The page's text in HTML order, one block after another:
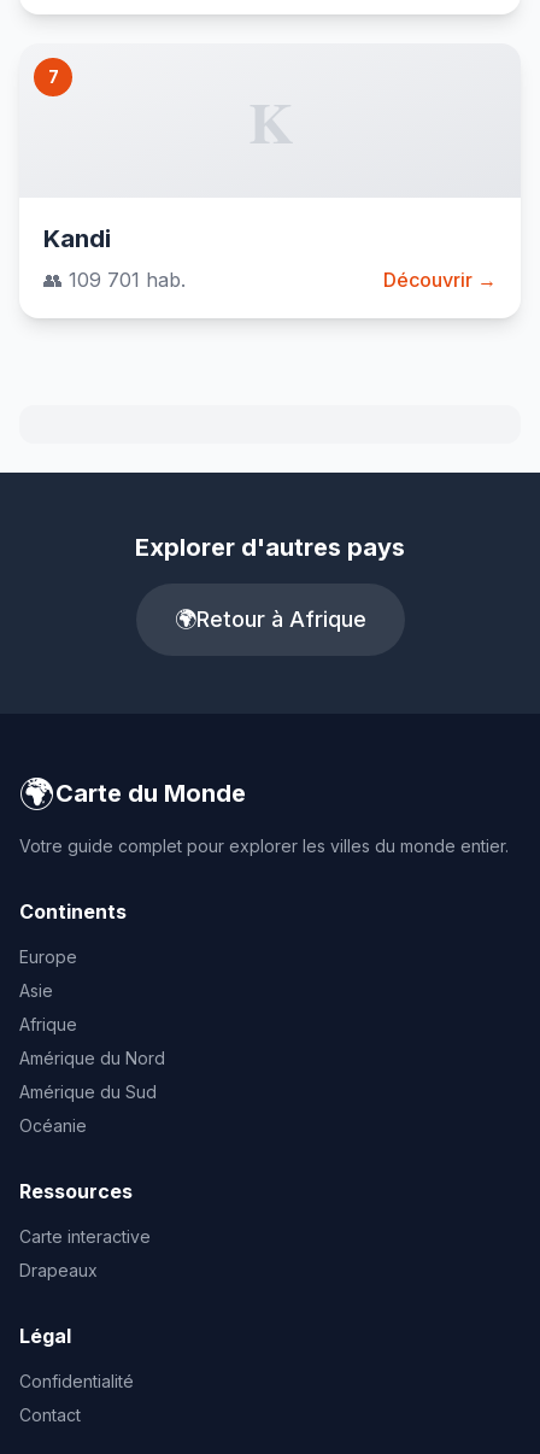
7
K
Kandi
👥 109 701 hab. Découvrir →
Explorer d'autres pays
🌍Retour à Afrique
🌍Carte du Monde
Votre guide complet pour explorer les villes du monde entier.
Continents
Europe
Asie
Afrique
Amérique du Nord
Amérique du Sud
Océanie
Ressources
Carte interactive
Drapeaux
Légal
Confidentialité
Contact